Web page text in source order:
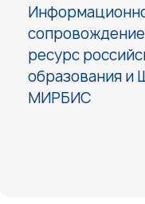
ресурс
образования и
МИРБИС